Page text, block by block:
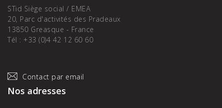
STid Siège social / EMEA
20, Parc d'activités des Pradeaux
13850 Greasque - France
Tél : +33 (0)4 42 12 60 60
Contact par email
Nos adresses